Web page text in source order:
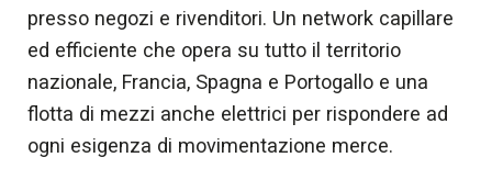
presso negozi e rivenditori. Un network capillare
ed efficiente che opera su tutto il territorio
nazionale, Francia, Spagna e Portogallo e una
flotta di mezzi anche elettrici per rispondere ad
ogni esigenza di movimentazione merce.